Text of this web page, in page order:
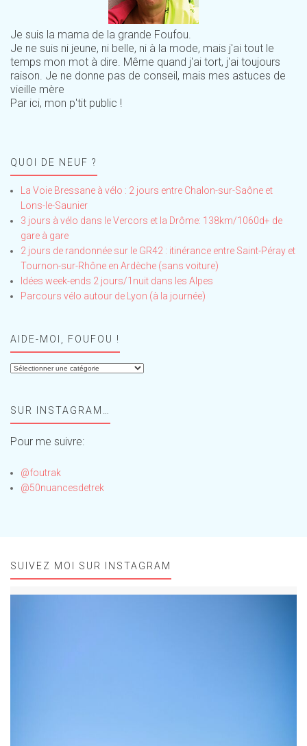
Je suis la mama de la grande Foufou.
Je ne suis ni jeune, ni belle, ni à la mode, mais j'ai tout le
temps mon mot à dire. Même quand j'ai tort, j'ai toujours
raison. Je ne donne pas de conseil, mais mes astuces de
vieille mère
Par ici, mon p'tit public !
QUOI DE NEUF ?
La Voie Bressane à vélo : 2 jours entre Chalon-sur-Saône et
Lons-le-Saunier
3 jours à vélo dans le Vercors et la Drôme: 138km/1060d+ de
gare à gare
2 jours de randonnée sur le GR42 : itinérance entre Saint-Péray et
Tournon-sur-Rhône en Ardèche (sans voiture)
Idées week-ends 2 jours/1nuit dans les Alpes
Parcours vélo autour de Lyon (à la journée)
AIDE-MOI, FOUFOU !
Aide-
!SUR INSTAGRAM…
Pour me suivre:
@foutrak
@50nuancesdetrek
SUIVEZ MOI SUR INSTAGRAM